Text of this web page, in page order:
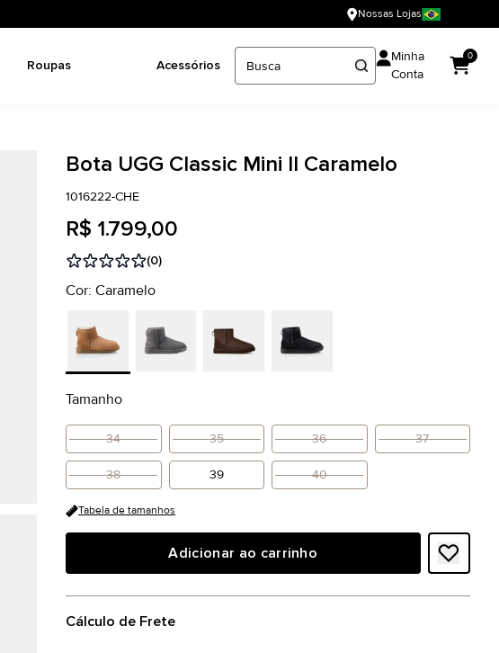
Nossas Lojas
Roupas Acessórios
Minha
Conta
0
Bota UGG Classic Mini II Caramelo
1016222-CHE
R$ 1.799,00
(0)
Cor: Caramelo
Tamanho
34 35 36 37
38 39 40
Tabela de tamanhos
Adicionar ao carrinho
Cálculo de Frete